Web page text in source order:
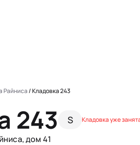
Райниса/Кладовка 243
243 S Кладовка уже
дом 41